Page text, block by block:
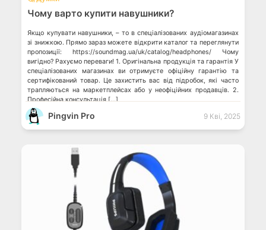
Чому варто купити навушники?
Якщо купувати навушники, – то в спеціалізованих аудіомагазинах
зі знижкою. Прямо зараз можете відкрити каталог та переглянути
пропозиції: https://soundmag.ua/uk/catalog/headphones/ Чому
вигідно? Рахуємо переваги! 1. Оригінальна продукція та гарантія У
спеціалізованих магазинах ви отримуєте офіційну гарантію та
сертифікований товар. Це захистить вас від підробок, які часто
трапляються на маркетплейсах або у неофіційних продавців. 2.
Професійна консультація […]
Pingvin Pro 9 Кві, 2025